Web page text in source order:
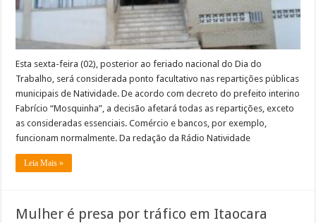
Esta sexta-feira (02), posterior ao feriado nacional do Dia do
Trabalho, será considerada ponto facultativo nas repartições públicas
municipais de Natividade. De acordo com decreto do prefeito interino
Fabrício “Mosquinha”, a decisão afetará todas as repartições, exceto
as consideradas essenciais. Comércio e bancos, por exemplo,
funcionam normalmente. Da redação da Rádio Natividade
Leia Mais »
Mulher é presa por tráfico em Itaocara